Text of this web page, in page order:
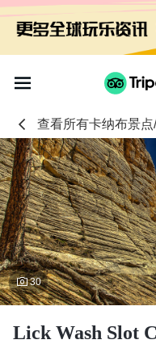
查看所有卡纳布景点
30
Lick Wash Slot